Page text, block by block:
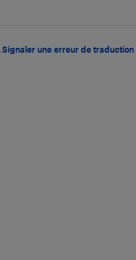
Signaler une erreur de traduction